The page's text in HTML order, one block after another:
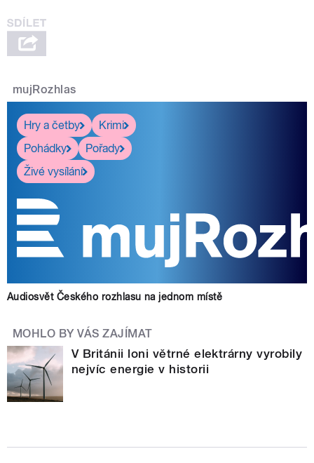
mujRozhlas
Hry a četby
Krimi
Pohádky
Pořady
Živé vysílání
Audiosvět Českého rozhlasu na jednom místě
MOHLO BY VÁS ZAJÍMAT
V Británii loni větrné elektrárny vyrobily
nejvíc energie v historii